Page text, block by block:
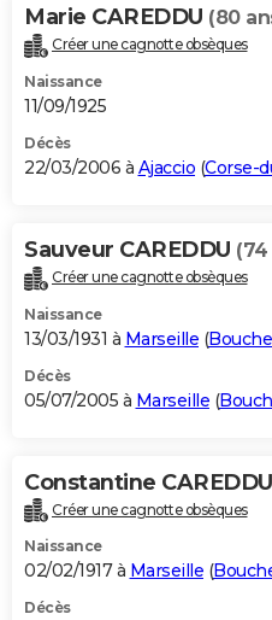
Marie CAREDDU (80
Créer une cagnotte obsèques
Naissance
11/09/1925
Décès
22/03/2006 à Ajaccio (Corse-
Sauveur CAREDDU (74
Créer une cagnotte obsèques
Naissance
13/03/1931 à Marseille (
Décès
05/07/2005 à Marseille (
Constantine CAREDDU
Créer une cagnotte obsèques
Naissance
02/02/1917 à Marseille (
Décès